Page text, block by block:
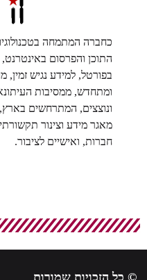
כחברה המתמחה
התוכן והפרסום
בפורטל, למידע נגיש
ומתחדש, ממסיבות
ונוצצים, המתרחשים
מאגר מידע וצינור
חברות, ואישיים לציבור.